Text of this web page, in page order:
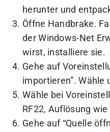
herunter und
Öffne Handbrake.
der Windows-Net
wirst, installiere sie.
Gehe auf
importieren”. Wähle
Wähle bei
RF22, Auflösung
Gehe auf “Quelle